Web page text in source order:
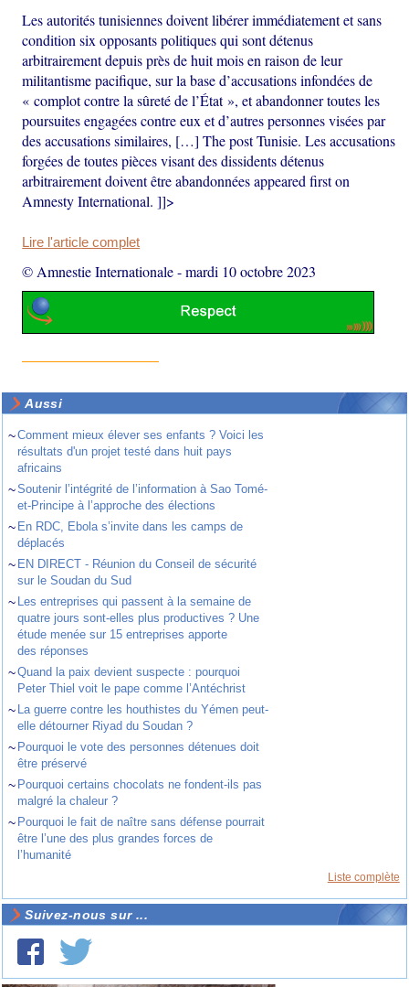
Les autorités tunisiennes doivent libérer immédiatement et sans
condition six opposants politiques qui sont détenus
arbitrairement depuis près de huit mois en raison de leur
militantisme pacifique, sur la base d’accusations infondées de
« complot contre la sûreté de l’État », et abandonner toutes les
poursuites engagées contre eux et d’autres personnes visées par
des accusations similaires, […] The post Tunisie. Les accusations
forgées de toutes pièces visant des dissidents détenus
arbitrairement doivent être abandonnées appeared first on
Amnesty International. ]]>
Lire l'article complet
© Amnestie Internationale-mardi 10 octobre 2023
Aussi
~Comment mieux élever ses enfants ? Voici les
résultats d'un projet testé dans huit pays
africains
~Soutenir l’intégrité de l’information à Sao Tomé-
et-Principe à l’approche des élections
~ En RDC, Ebola s’invite dans les camps de
déplacés
~ EN DIRECT - Réunion du Conseil de sécurité
sur le Soudan du Sud
~ Les entreprises qui passent à la semaine de
quatre jours sont-elles plus productives ? Une
étude menée sur 15 entreprises apporte
des réponses
~Quand la paix devient suspecte : pourquoi
Peter Thiel voit le pape comme l’Antéchrist
~ La guerre contre les houthistes du Yémen peut-
elle détourner Riyad du Soudan ?
~ Pourquoi le vote des personnes détenues doit
être préservé
~ Pourquoi certains chocolats ne fondent-ils pas
malgré la chaleur ?
~ Pourquoi le fait de naître sans défense pourrait
être l’une des plus grandes forces de
l’humanité
Liste complète
Suivez-nous sur ...